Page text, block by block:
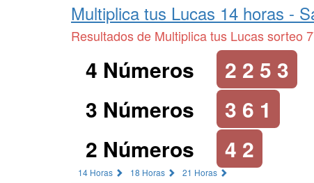
Multiplica tus Lucas 14 horas -
Resultados de Multiplica tus Lucas sorteo
4 Números
2 2 5 3
3 Números
3 6 1
2 Números
4 2
14 Horas 18 Horas 21 Horas